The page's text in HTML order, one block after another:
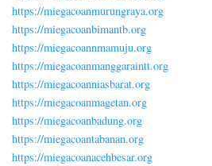
https://miegacoanmurungraya.org
https://miegacoanbimantb.org
https://miegacoannmamuju.org
https://miegacoanmanggaraintt.org
https://miegacoanniasbarat.org
https://miegacoanmagetan.org
https://miegacoanbadung.org
https://miegacoantabanan.org
https://miegacoanacehbesar.org